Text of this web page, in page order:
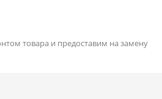
товара и предоставим на замену